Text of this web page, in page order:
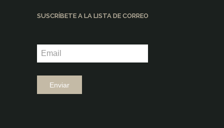
SUSCRÍBETE A LA LISTA DE CORREO